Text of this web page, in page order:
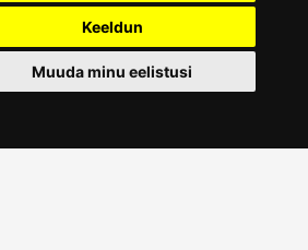
Keeldun
Muuda minu eelistusi